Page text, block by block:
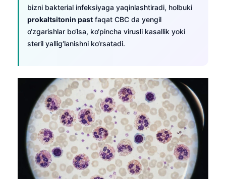
bizni bakterial infeksiyaga yaqinlashtiradi, holbuki
prokaltsitonin past faqat CBC da yengil
o‘zgarishlar bo‘lsa, ko‘pincha virusli kasallik yoki
steril yallig‘lanishni ko‘rsatadi.
پښتو
سنڌي
සිංහල
অসমীয়া
Galego
Latviešu valoda
Gàidhlig
Occitan
العربية المغربية